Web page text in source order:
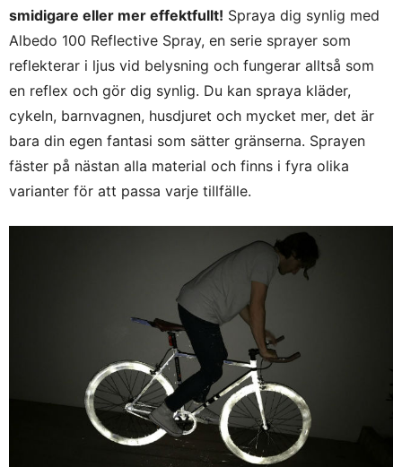
smidigare eller mer effektfullt! Spraya dig synlig med
Albedo 100 Reflective Spray, en serie sprayer som
reflekterar i ljus vid belysning och fungerar alltså som
en reflex och gör dig synlig. Du kan spraya kläder,
cykeln, barnvagnen, husdjuret och mycket mer, det är
bara din egen fantasi som sätter gränserna. Sprayen
fäster på nästan alla material och finns i fyra olika
varianter för att passa varje tillfälle.